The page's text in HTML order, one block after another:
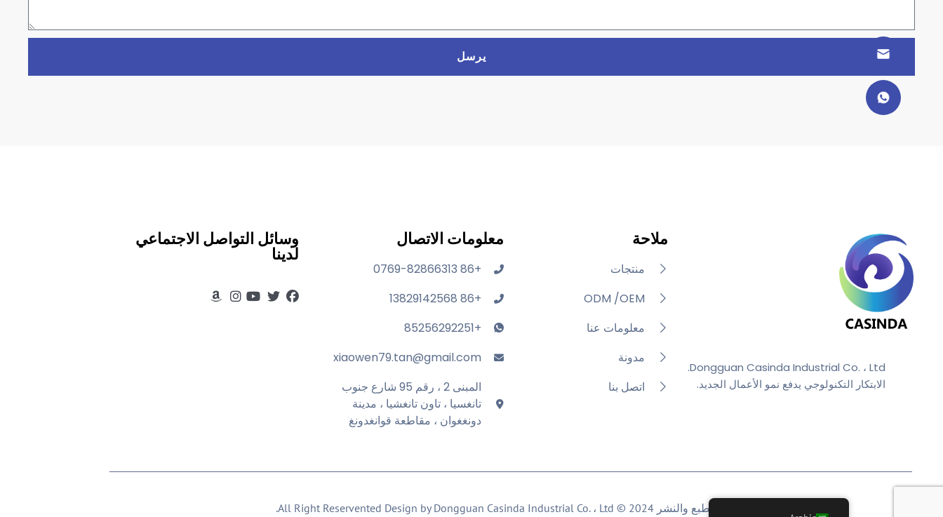
يرسل
Dongguan Casinda Industrial Co. ، Ltd.
الابتكار التكنولوجي يدفع نمو الأعمال الجديد.
ملاحة
منتجات
ODM /OEM
معلومات عنا
مدونة
اتصل بنا
معلومات الاتصال
+86 0769-82866313
+86 13829142568
+85256292251
xiaowen79.tan@gmail.com
المبنى 2 ، رقم 95 شارع جنوب
تانغسيا ، تاون تانغشيا ، مدينة
دونغغوان ، مقاطعة قوانغدونغ
وسائل التواصل الاجتماعي
لدينا
حقوق الطبع والنشر 2024 © All Right Reservented Design by Dongguan Casinda Industrial Co. ، Ltd.